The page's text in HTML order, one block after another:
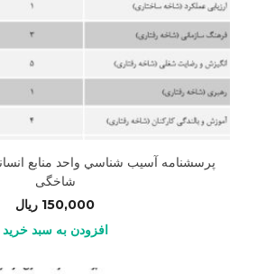
پرسشنامه آسيب شناسي واحد منابع
شاخگی
150,000 ریال
افزودن به سبد خرید